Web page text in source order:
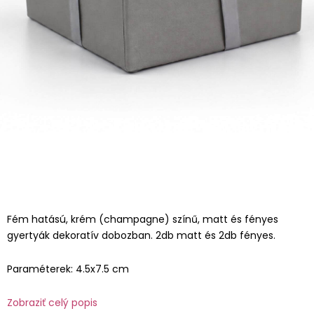
Fém hatású, krém (champagne) színű, matt és fényes
gyertyák dekoratív dobozban. 2db matt és 2db fényes.
Paraméterek: 4.5x7.5 cm
Zobraziť celý popis